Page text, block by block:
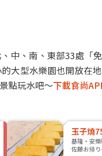
中、南、東部33處「
大型水樂園也開放在
點玩水吧～下載食尚
玉子燒
基隆・安樂
佐藤お帰